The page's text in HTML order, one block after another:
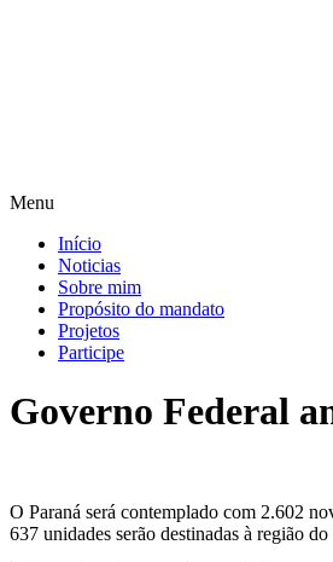
Menu
Início
Noticias
Sobre mim
Propósito do mandato
Projetos
Participe
Governo Federal
O Paraná será contemplado com 2.602
637 unidades serão destinadas à região